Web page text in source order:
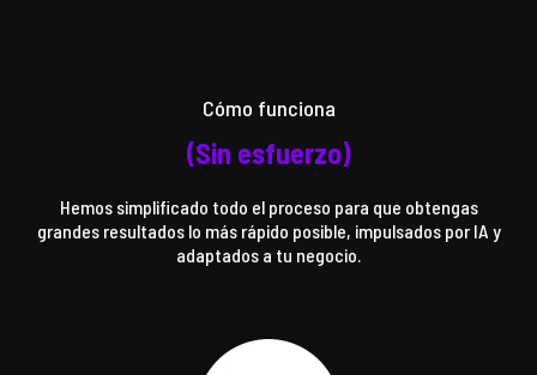
Cómo funciona
(Sin esfuerzo)
Hemos simplificado todo el proceso para que obtengas
grandes resultados lo más rápido posible, impulsados ​​por IA y
adaptados a tu negocio.